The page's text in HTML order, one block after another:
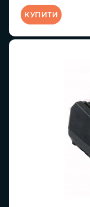
КУПИТИ